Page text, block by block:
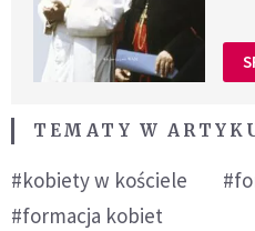
TEMATY W
#kobiety w kościele
#formacja kobiet